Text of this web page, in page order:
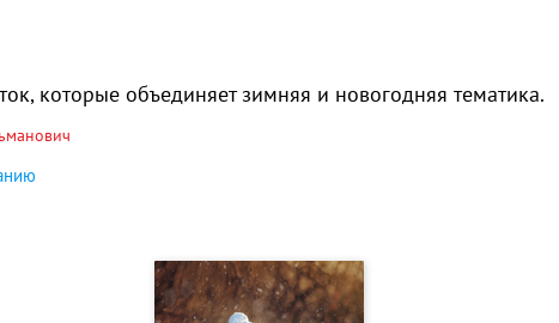
которые объединяет зимняя и новогодняя тематика.